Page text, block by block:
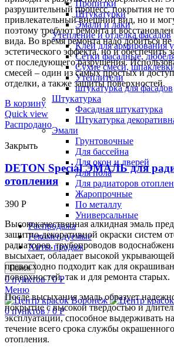
Пропитки
Штукатурки
Эмали и лаки
Утепление и отделка фасадов
Клей для армирования
Сетки фасадные,
Сухие смеси,
Утеплители
штукатурка для фасадов
Штукатурка
Фасадная штукатурка
Штукатурка
Эмали
Грунтовочные
Для бассейна
Для окон и дверей
Для пола
Для радиаторов
Жаропрочные
По металлу
Универсальные
Распродажа
Рекомендуемые
Хиты продаж
Поиск
0пунктов / 0Р
Меню
0пунктов / 0Р
разрушительный процесс, покрытия не
привлекательный внешний вид, но и
поэтому требуют ремонта и
вида. Во время ремонта надо добиться не
эстетического эффекта, но и обеспечить
от последующего разрушения.
смесей – один из самых простых и
отделки, а также защиты поверхностей.
В корзину
Quick view
Распродано
Закрыть
DETON Special ЭМАЛЬ для
отопления
390 Р
Высококачественная алкидная эмаль
защитно-декоративной окраски систем
радиаторов, трубопроводов
высыхает, обладает высокой
превосходно подходит как для
поверхностей, так и для ремонта старых.
После высыхания эмаль образует
покрытие с высокой твердостью и
эксплуатации, способное выдерживать
течение всего срока службы
отопления.